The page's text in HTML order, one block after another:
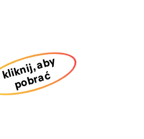
kliknij, aby
pobrać